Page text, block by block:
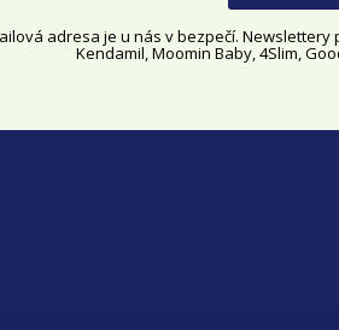
adresa je u nás v bezpečí. Newslettery
Kendamil, Moomin Baby, 4Slim,